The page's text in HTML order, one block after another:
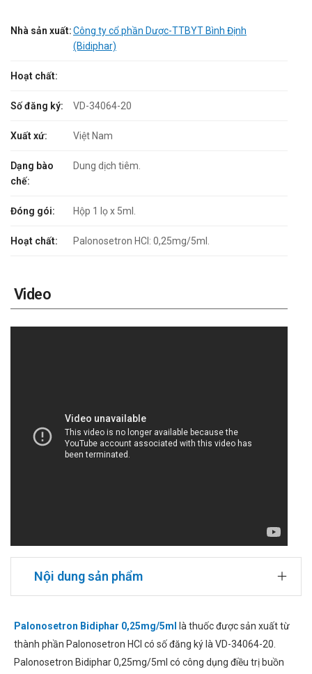
Nhà sản xuất:Công ty cổ phần Dược-TTBYT Bình Định
(Bidiphar)
Hoạt chất:
Số đăng ký: VD-34064-20
Xuất xứ: Việt Nam
Dạng bào
chế:
Dung dịch tiêm.
Đóng gói: Hộp 1 lọ x 5ml.
Hoạt chất: Palonosetron HCl: 0,25mg/5ml.
Video
Nội dung sản phẩm
Palonosetron Bidiphar 0,25mg/5ml
là thuốc được sản xuất từ
thành phần Palonosetron HCl có số đăng ký là VD-34064-20.
Palonosetron Bidiphar 0,25mg/5ml có công dụng điều trị buồn